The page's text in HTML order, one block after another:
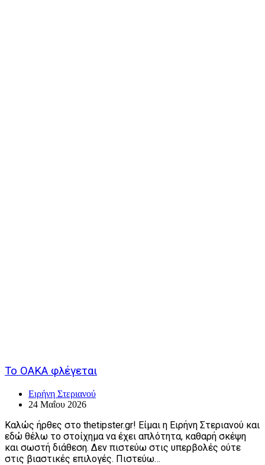
Το ΟΑΚΑ φλέγεται
Ειρήνη Στεριανού
24 Μαΐου 2026
Καλώς ήρθες στο thetipster.gr! Είμαι η Ειρήνη Στεριανού και
εδώ θέλω το στοίχημα να έχει απλότητα, καθαρή σκέψη
και σωστή διάθεση. Δεν πιστεύω στις υπερβολές ούτε
στις βιαστικές επιλογές. Πιστεύω…